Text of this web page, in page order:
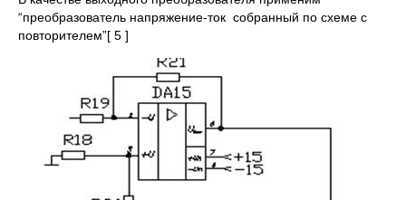
“преобразователь напряжение-ток собранный по схеме с
повторителем”[ 5 ]